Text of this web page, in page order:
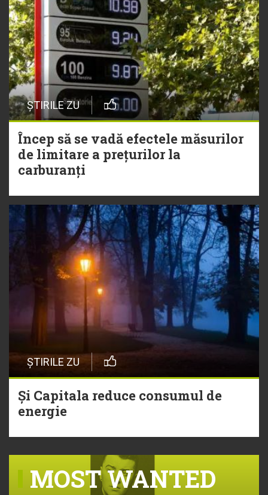
ȘTIRILE ZU
Încep să se vadă efectele măsurilor
de limitare a prețurilor la
carburanți
ȘTIRILE ZU
Și Capitala reduce consumul de
energie
MOST WANTED